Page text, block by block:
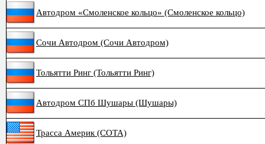
Автодром «Смоленское кольцо» (Смоленское кольцо)
Сочи Автодром (Сочи Автодром)
Тольятти Ринг (Тольятти Ринг)
Автодром СПб Шушары (Шушары)
Трасса Америк (COTA)